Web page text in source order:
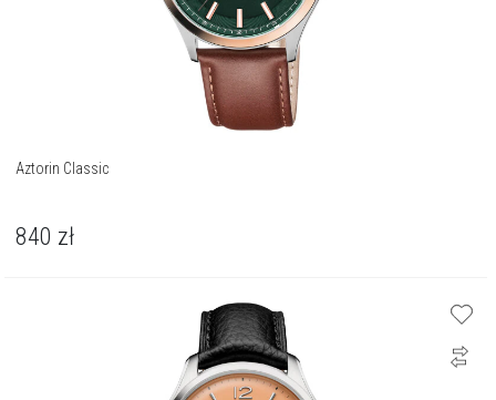
Aztorin Classic
840 zł